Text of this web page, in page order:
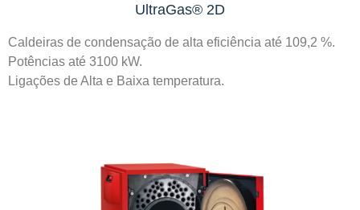
UltraGas® 2D
Caldeiras de condensação de alta eficiência até 109,2 %.
Potências até 3100 kW.
Ligações de Alta e Baixa temperatura.